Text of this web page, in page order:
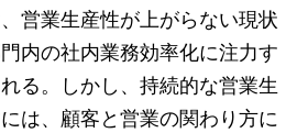
営業生産性が上がらない現状
内の社内業務効率化に注力す
る。しかし、持続的な営業生
は、顧客と営業の関わり方に